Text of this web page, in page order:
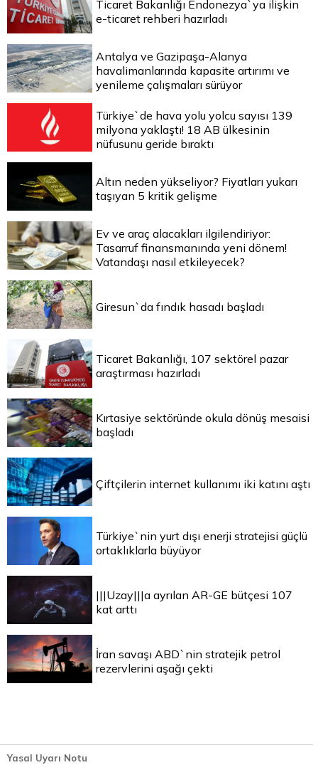
Ticaret Bakanlığı Endonezya`ya ilişkin
e-ticaret rehberi hazırladı
Antalya ve Gazipaşa-Alanya
havalimanlarında kapasite artırımı ve
yenileme çalışmaları sürüyor
Türkiye`de hava yolu yolcu sayısı 139
milyona yaklaştı! 18 AB ülkesinin
nüfusunu geride bıraktı
Altın neden yükseliyor? Fiyatları yukarı
taşıyan 5 kritik gelişme
Ev ve araç alacakları ilgilendiriyor:
Tasarruf finansmanında yeni dönem!
Vatandaşı nasıl etkileyecek?
Giresun`da fındık hasadı başladı
Ticaret Bakanlığı, 107 sektörel pazar
araştırması hazırladı
Kırtasiye sektöründe okula dönüş mesaisi
başladı
Çiftçilerin internet kullanımı iki katını aştı
Türkiye`nin yurt dışı enerji stratejisi güçlü
ortaklıklarla büyüyor
|||Uzay|||a ayrılan AR-GE bütçesi 107
kat arttı
İran savaşı ABD`nin stratejik petrol
rezervlerini aşağı çekti
Yasal Uyarı Notu